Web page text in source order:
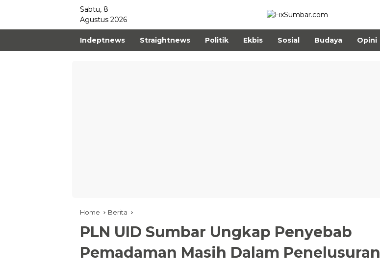
Sabtu, 8
Agustus 2026
Indeptnews Straightnews Politik Ekbis Sosial Budaya Opini
Home Berita
PLN UID Sumbar Ungkap Penyebab
Pemadaman Masih Dalam Penelusuran